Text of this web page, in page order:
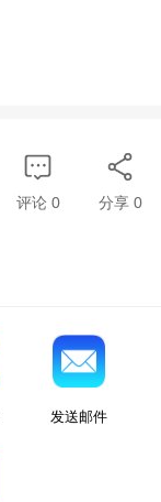
评论 0 分享 0
发送邮件